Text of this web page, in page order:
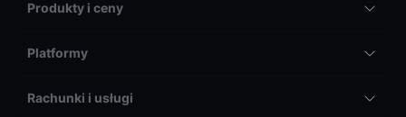
Produkty i ceny
Platformy
Rachunki i usługi